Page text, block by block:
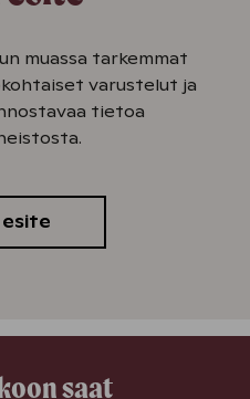
muassa tarkemmat
varustelut ja
tietoa
esite
saat